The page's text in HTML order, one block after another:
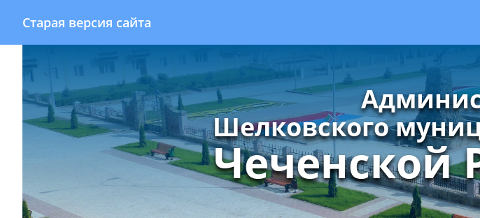
Старая версия сайта
Шелковского
Чеченской